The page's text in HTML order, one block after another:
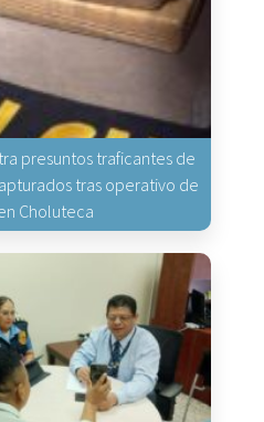
presuntos traficantes de
tras operativo de
Choluteca